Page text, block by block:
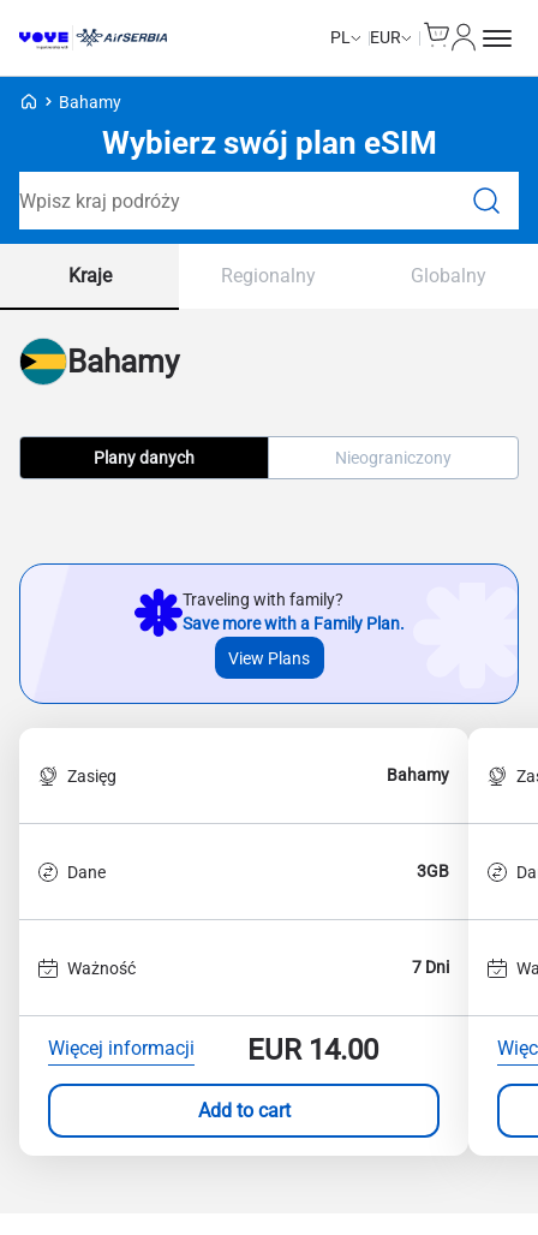
PL EUR
Strona główna Voye
Bahamy
Wybierz swój plan eSIM
Kraje Regionalny Globalny
Bahamy
Plany danych Nieograniczony
Traveling with family?
Save more with a Family Plan.
View Plans
Zasięg Bahamy
Dane 3GB
Ważność 7 Dni
Więcej informacji EUR14.00
Add to cart